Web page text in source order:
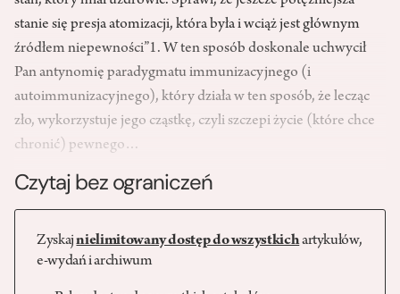
stanie się presja atomizacji, która była i wciąż jest głównym
źródłem niepewności”1. W ten sposób doskonale uchwycił
Pan antynomię paradygmatu immunizacyjnego (i
autoimmunizacyjnego), który działa w ten sposób, że lecząc
zło, wykorzystuje jego cząstkę, czyli szczepi życie (które chce
chronić) pewnego…
Czytaj bez ograniczeń
Zyskajnielimitowany dostęp do wszystkichartykułów,
e-wydań i archiwum